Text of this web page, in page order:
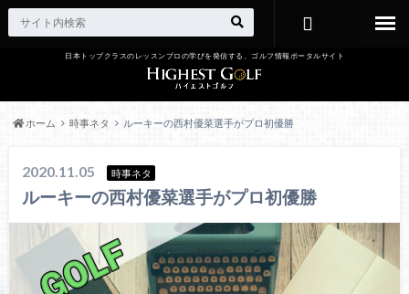
日本トップクラスのレッスンプロの学びを発信する、ゴルフ情報ポータルサイト
ホーム 時事ネタ ルーキーの西村優菜選手がプロ初優勝
2020.11.05 時事ネタ
ルーキーの西村優菜選手がプロ初優勝